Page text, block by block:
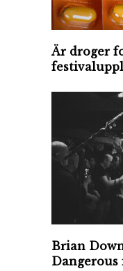
Är droger
Brian